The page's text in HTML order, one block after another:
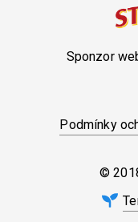
Sponzor
Podmínky
©